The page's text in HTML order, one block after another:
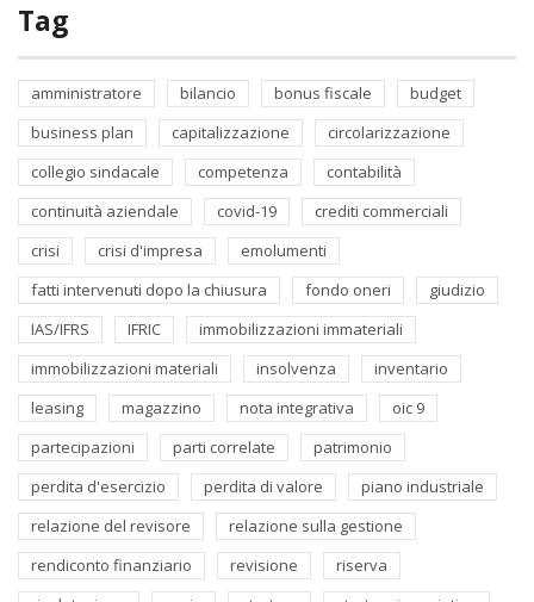
Tag
amministratore bilancio bonus fiscale
budget
business plan
capitalizzazione
circolarizzazione
collegio sindacale
competenza
contabilità
continuità aziendale
covid-19
crediti commerciali
crisi
crisi d'impresa
emolumenti
fatti intervenuti dopo la chiusura
fondo oneri
giudizio
IAS/IFRS
IFRIC
immobilizzazioni immateriali
immobilizzazioni materiali
insolvenza
inventario
leasing
magazzino nota integrativa
oic 9
partecipazioni
parti correlate
patrimonio
perdita d'esercizio
perdita di valore
piano industriale
relazione del revisore
relazione sulla gestione
rendiconto finanziario
revisione
riserva